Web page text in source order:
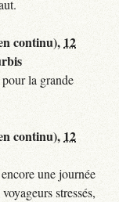
continu), 12
la grande
continu), 12
une journée
stressés,